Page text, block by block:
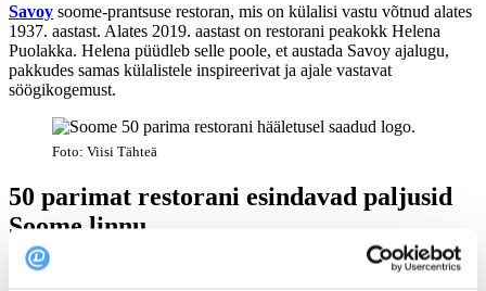
Savoy soome-prantsuse restoran, mis on külalisi vastu võtnud alates
1937. aastast. Alates 2019. aastast on restorani peakokk Helena
Puolakka. Helena püüdleb selle poole, et austada Savoy ajalugu,
pakkudes samas külalistele inspireerivat ja ajale vastavat
söögikogemust.
Foto: Viisi Tähteä
50 parimat restorani esindavad paljusid
Soome linnu
Soome kaugest lõunast põhja poole. Kuna Soome 50 parima